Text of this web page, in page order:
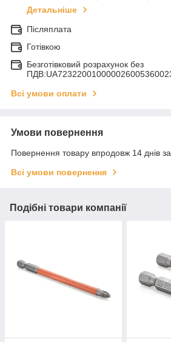
Детальніше
Післяплата
Готівкою
Безготівковий розрахунок без
Всі умови оплати
Умови повернення
Повернення товару впродовж 14 днів
Всі умови повернення
Подібні товари компанії